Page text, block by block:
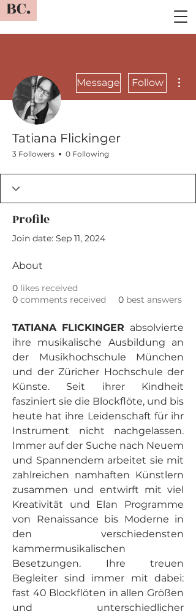
BC.
Message Follow
Tatiana Flickinger
3 Followers 0 Following
Profile
Join date: Sep 11, 2024
About
0 likes received
0 comments received 0 best answers
TATIANA FLICKINGER absolvierte
ihre musikalische Ausbildung an
der Musikhochschule München
und der Züricher Hochschule der
Künste. Seit ihrer Kindheit
fasziniert sie die Blockflöte, und bis
heute hat ihre Leidenschaft für ihr
Instrument nicht nachgelassen.
Immer auf der Suche nach Neuem
und Spannendem arbeitet sie mit
zahlreichen namhaften Künstlern
zusammen und entwirft mit viel
Kreativität und Elan Programme
von Renaissance bis Moderne in
den verschiedensten
kammermusikalischen
Besetzungen. Ihre treuen
Begleiter sind immer mit dabei:
fast 40 Blockflöten in allen Größen
und unterschiedlicher